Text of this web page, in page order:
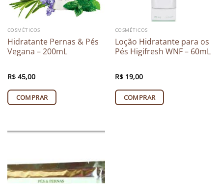
COSMÉTICOS
Hidratante Pernas & Pés
Vegana – 200mL
R$45,00
COMPRAR
COSMÉTICOS
Loção Hidratante para os
Pés Higifresh WNF – 60mL
R$19,00
COMPRAR